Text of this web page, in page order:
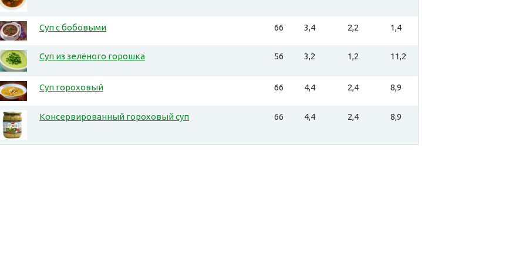
Суп с бобовыми 66 3,4 2,2 1,4
Суп из зелёного горошка 56 3,2 1,2 11,2
Суп гороховый 66 4,4 2,4 8,9
Консервированный гороховый суп 66 4,4 2,4 8,9